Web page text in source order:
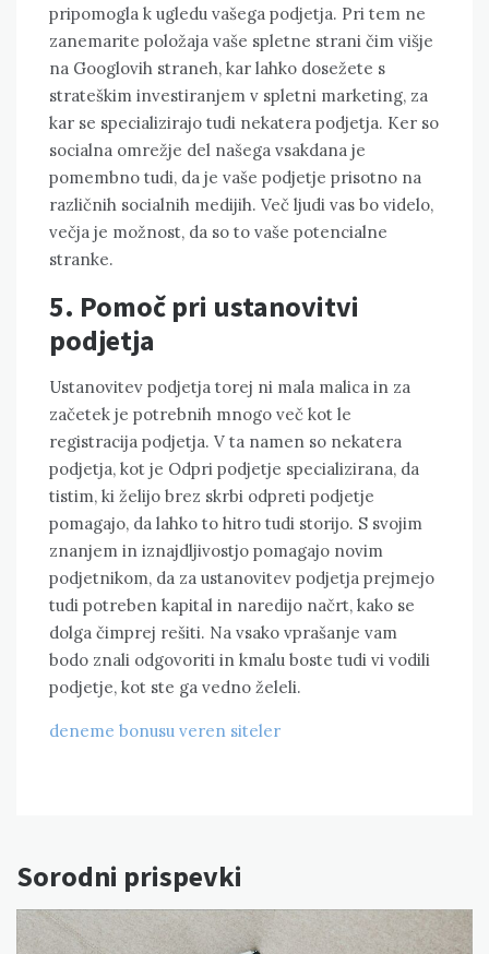
pripomogla k ugledu vašega podjetja. Pri tem ne
zanemarite položaja vaše spletne strani čim višje
na Googlovih straneh, kar lahko dosežete s
strateškim investiranjem v spletni marketing, za
kar se specializirajo tudi nekatera podjetja. Ker so
socialna omrežje del našega vsakdana je
pomembno tudi, da je vaše podjetje prisotno na
različnih socialnih medijih. Več ljudi vas bo videlo,
večja je možnost, da so to vaše potencialne
stranke.
5. Pomoč pri ustanovitvi
podjetja
Ustanovitev podjetja torej ni mala malica in za
začetek je potrebnih mnogo več kot le
registracija podjetja. V ta namen so nekatera
podjetja, kot je Odpri podjetje specializirana, da
tistim, ki želijo brez skrbi odpreti podjetje
pomagajo, da lahko to hitro tudi storijo. S svojim
znanjem in iznajdljivostjo pomagajo novim
podjetnikom, da za ustanovitev podjetja prejmejo
tudi potreben kapital in naredijo načrt, kako se
dolga čimprej rešiti. Na vsako vprašanje vam
bodo znali odgovoriti in kmalu boste tudi vi vodili
podjetje, kot ste ga vedno želeli.
deneme bonusu veren siteler
Sorodni prispevki